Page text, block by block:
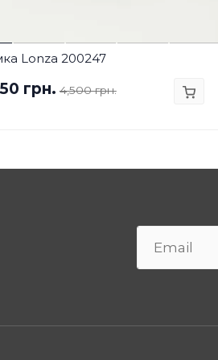
Lonza 200247
грн. 4,500 грн.